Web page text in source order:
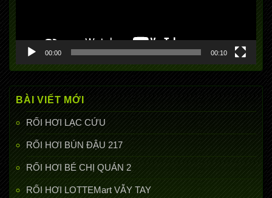
00:00 00:10
BÀI VIẾT MỚI
RỐI HƠI LẠC CỨU
RỐI HƠI BÚN ĐẬU 217
RỐI HƠI BÉ CHỊ QUÁN 2
RỐI HƠI LOTTEMart VẪY TAY